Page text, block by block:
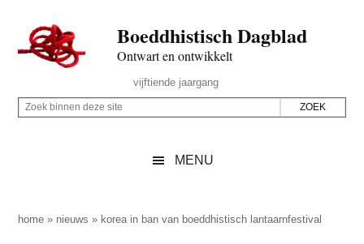
naar
de
inhoud
secondary
naar
de
sidebar
naar
de
Boeddhistisch Dagblad
Ontwart en ontwikkelt
Rechts
vijftiende jaargang
Z
p
Z
i
MENU
home » nieuws » korea in ban van boeddhistisch lantaarnfestival